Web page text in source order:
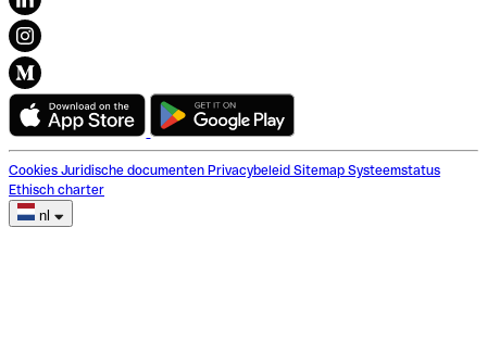
Cookies Juridische documenten Privacybeleid Sitemap Systeemstatus
Ethisch charter
nl